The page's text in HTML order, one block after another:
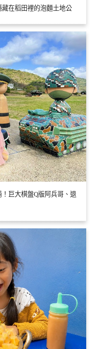
在稻田裡的泡麵土地公
巨大棋盤Q版阿兵哥、退